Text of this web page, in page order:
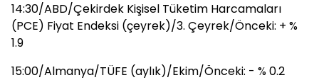
14:30/ABD/Çekirdek Kişisel Tüketim Harcamaları
(PCE) Fiyat Endeksi (çeyrek)/3. Çeyrek/Önceki: + %
1.9
15:00/Almanya/TÜFE (aylık)/Ekim/Önceki: - % 0.2